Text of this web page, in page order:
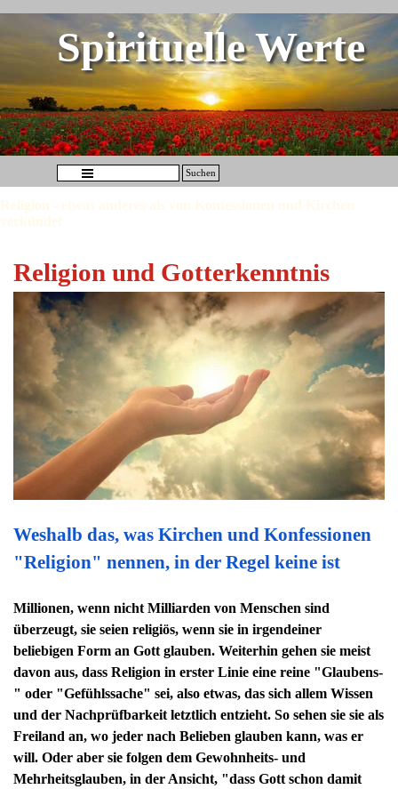
Spirituelle Werte
Suchen
Menü überspringen
Religion und Gotterkenntnis
Weshalb das, was Kirchen und Konfessionen
"Religion" nennen, in der Regel keine ist
Millionen, wenn nicht Milliarden von Menschen sind
überzeugt, sie seien religiös, wenn sie in irgendeiner
beliebigen Form an Gott glauben. Weiterhin gehen sie meist
davon aus, dass Religion in erster Linie eine reine "Glaubens-
" oder "Gefühlssache" sei, also etwas, das sich allem Wissen
und der Nachprüfbarkeit letztlich entzieht. So sehen sie sie als
Freiland an, wo jeder nach Belieben glauben kann, was er
will. Oder aber sie folgen dem Gewohnheits- und
Mehrheitsglauben, in der Ansicht, "dass Gott schon damit